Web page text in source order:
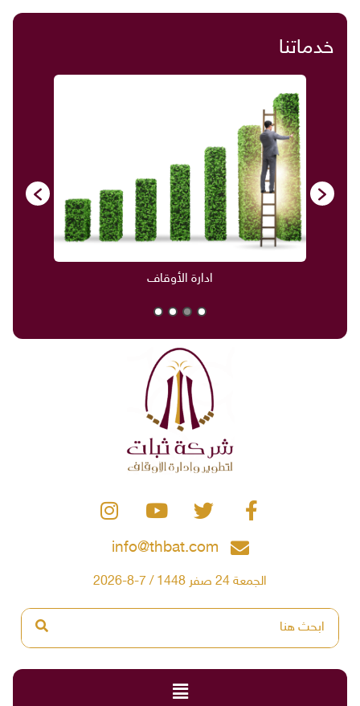
خدماتنا
ادارة الأوقاف
info@thbat.com
الجمعة 24 صفر 1448 / 7-8-2026